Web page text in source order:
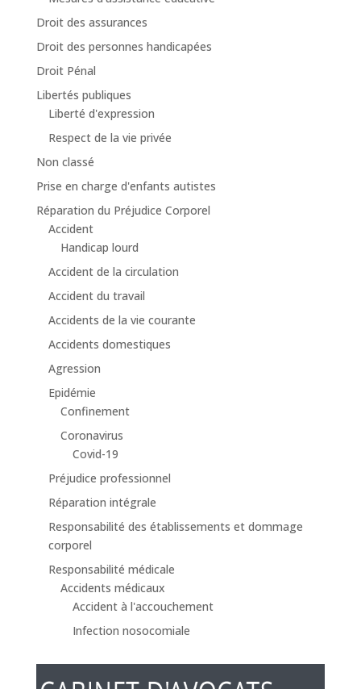
Droit des assurances
Droit des personnes handicapées
Droit Pénal
Libertés publiques
Liberté d'expression
Respect de la vie privée
Non classé
Prise en charge d'enfants autistes
Réparation du Préjudice Corporel
Accident
Handicap lourd
Accident de la circulation
Accident du travail
Accidents de la vie courante
Accidents domestiques
Agression
Epidémie
Confinement
Coronavirus
Covid-19
Préjudice professionnel
Réparation intégrale
Responsabilité des établissements et dommage
corporel
Responsabilité médicale
Accidents médicaux
Accident à l'accouchement
Infection nosocomiale